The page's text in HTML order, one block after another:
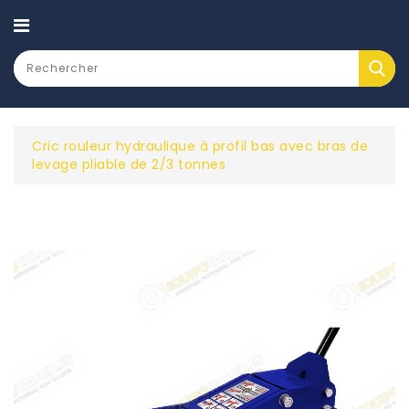
CATEGORY
Cric rouleur hydraulique à profil bas avec bras de
levage pliable de 2/3 tonnes